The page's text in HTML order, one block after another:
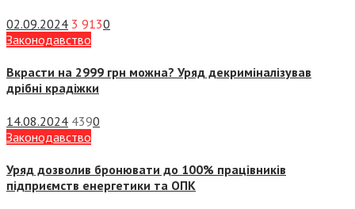
02.09.2024 3 9130
Законодавство
Вкрасти на 2999 грн можна? Уряд декриміналізував
дрібні крадіжки
14.08.2024 4390
Законодавство
Уряд дозволив бронювати до 100% працівників
підприємств енергетики та ОПК